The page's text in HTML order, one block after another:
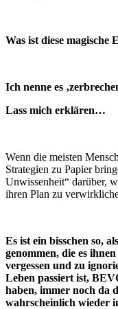
Was ist diese magische
Ich nenne es
Lass mich erklären…
Wenn die meisten
Strategien zu Papier
Unwissenheit“ darüber,
ihren Plan zu
Es ist ein bisschen so,
genommen, die es
vergessen und zu
Leben passiert ist,
haben, immer noch da
wahrscheinlich wieder